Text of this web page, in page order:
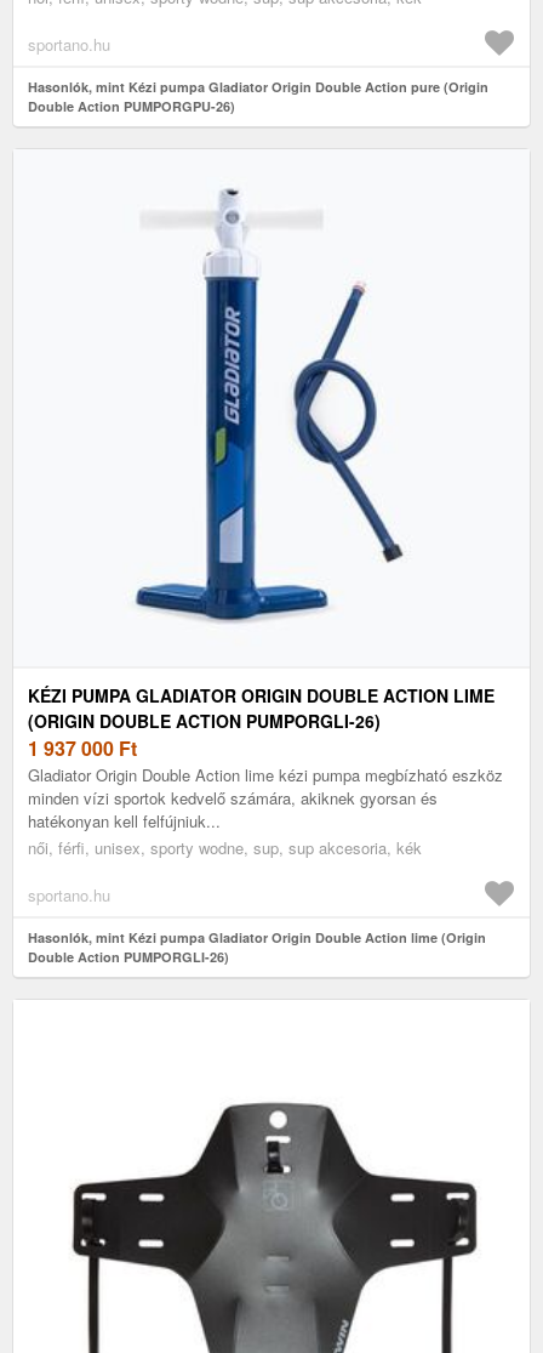
sportano.hu
Hasonlók, mint Kézi pumpa Gladiator Origin Double Action pure (Origin
Double Action PUMPORGPU-26)
KÉZI PUMPA GLADIATOR ORIGIN DOUBLE ACTION LIME
(ORIGIN DOUBLE ACTION PUMPORGLI-26)
1 937 000 Ft
Gladiator Origin Double Action lime kézi pumpa megbízható eszköz
minden vízi sportok kedvelő számára, akiknek gyorsan és
hatékonyan kell felfújniuk...
női, férfi, unisex, sporty wodne, sup, sup akcesoria, kék
sportano.hu
Hasonlók, mint Kézi pumpa Gladiator Origin Double Action lime (Origin
Double Action PUMPORGLI-26)